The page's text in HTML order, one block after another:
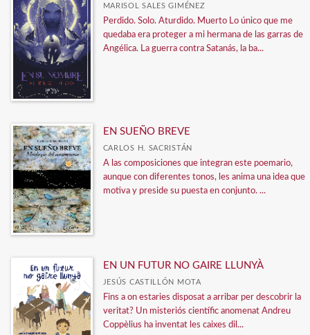
MARISOL SALES GIMÉNEZ
Perdido. Solo. Aturdido. Muerto Lo único que me
quedaba era proteger a mi hermana de las garras de
Angélica. La guerra contra Satanás, la ba...
EN SUEÑO BREVE
CARLOS H. SACRISTÁN
A las composiciones que integran este poemario,
aunque con diferentes tonos, les anima una idea que
motiva y preside su puesta en conjunto. ...
EN UN FUTUR NO GAIRE LLUNYÀ
JESÚS CASTILLÓN MOTA
Fins a on estaries disposat a arribar per descobrir la
veritat? Un misteriós científic anomenat Andreu
Coppèlius ha inventat les caixes dil...